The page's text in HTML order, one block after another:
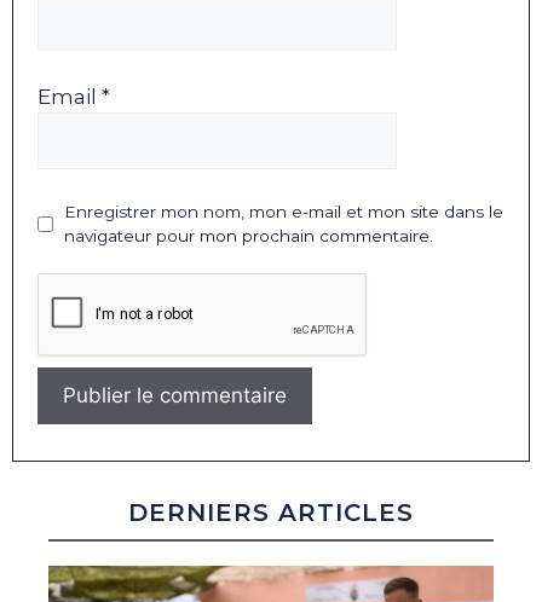
Email *
Enregistrer mon nom, mon e-mail et mon site dans le
navigateur pour mon prochain commentaire.
DERNIERS ARTICLES